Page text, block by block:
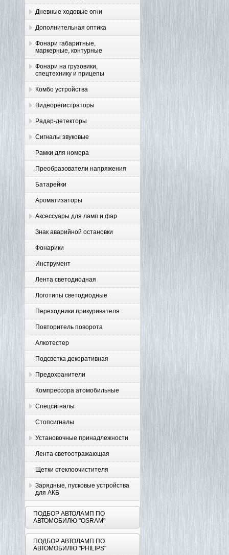
Дневные ходовые огни
Дополнительная оптика
Фонари габаритные,
маркерные, контурные
Фонари на грузовики,
спецтехнику и прицепы
Комбо устройства
Видеорегистраторы
Радар-детекторы
Сигналы звуковые
Рамки для номера
Преобразователи напряжения
Батарейки
Ароматизаторы
Аксессуары для ламп и фар
Знак аварийной остановки
Фонарики
Инструмент
Лента светодиодная
Логотипы светодиодные
Переходники прикуривателя
Повторитель поворота
Алкотестер
Подсветка декоративная
Предохранители
Компрессора атомобильные
Спецсигналы
Стопсигналы
Установочные принадлежности
Лента светоотражающая
Щетки стеклоочистителя
Зарядные, пусковые устройства
для АКБ
ПОДБОР АВТОЛАМП ПО
АВТОМОБИЛЮ "OSRAM"
ПОДБОР АВТОЛАМП ПО
АВТОМОБИЛЮ "PHILIPS"